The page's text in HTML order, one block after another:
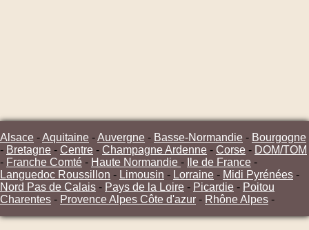
Alsace -Aquitaine -Auvergne - Basse-Normandie - Bourgogne
- Bretagne - Centre - Champagne Ardenne - Corse - DOM/TOM
- Franche Comté - Haute Normandie - Ile de France -
Languedoc Roussillon - Limousin - Lorraine - Midi Pyrénées -
Nord Pas de Calais - Pays de la Loire - Picardie - Poitou
Charentes - Provence Alpes Côte d'azur - Rhône Alpes -